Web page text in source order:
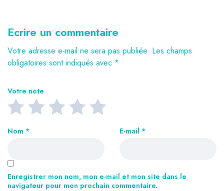
Ecrire un commentaire
Votre adresse e-mail ne sera pas publiée. Les champs
obligatoires sont indiqués avec *
Votre note
Nom * E-mail *
Enregistrer mon nom, mon e-mail et mon site dans le
navigateur pour mon prochain commentaire.